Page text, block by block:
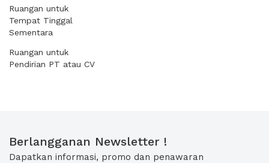
Ruangan untuk
Tempat Tinggal
Sementara
Ruangan untuk
Pendirian PT atau CV
Berlangganan Newsletter !
Dapatkan informasi, promo dan penawaran